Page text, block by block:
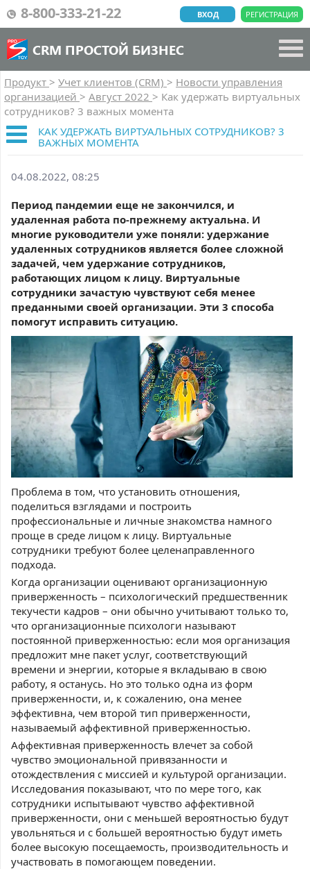
8-800-333-21-22 РЕГИСТРАЦИЯ
ВХОД
CRM ПРОСТОЙ БИЗНЕС
Продукт > Учет клиентов (CRM) > Новости управления
организацией > Август 2022 > Как удержать виртуальных
сотрудников? 3 важных момента
КАК УДЕРЖАТЬ ВИРТУАЛЬНЫХ СОТРУДНИКОВ? 3
ВАЖНЫХ МОМЕНТА
04.08.2022, 08:25
Период пандемии еще не закончился, и
удаленная работа по-прежнему актуальна. И
многие руководители уже поняли: удержание
удаленных сотрудников является более сложной
задачей, чем удержание сотрудников,
работающих лицом к лицу. Виртуальные
сотрудники зачастую чувствуют себя менее
преданными своей организации. Эти 3 способа
помогут исправить ситуацию.
Проблема в том, что установить отношения,
поделиться взглядами и построить
профессиональные и личные знакомства намного
проще в среде лицом к лицу. Виртуальные
сотрудники требуют более целенаправленного
подхода.
Когда организации оценивают организационную
приверженность – психологический предшественник
текучести кадров – они обычно учитывают только то,
что организационные психологи называют
постоянной приверженностью: если моя организация
предложит мне пакет услуг, соответствующий
времени и энергии, которые я вкладываю в свою
работу, я останусь. Но это только одна из форм
приверженности, и, к сожалению, она менее
эффективна, чем второй тип приверженности,
называемый аффективной приверженностью.
Аффективная приверженность влечет за собой
чувство эмоциональной привязанности и
отождествления с миссией и культурой организации.
Исследования показывают, что по мере того, как
сотрудники испытывают чувство аффективной
приверженности, они с меньшей вероятностью будут
увольняться и с большей вероятностью будут иметь
более высокую посещаемость, производительность и
участвовать в помогающем поведении.